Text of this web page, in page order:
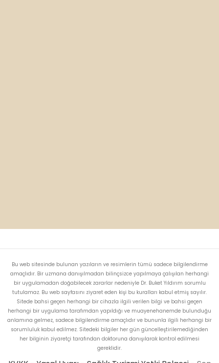
Bu web sitesinde bulunan yazıların ve resimlerin tümü sadece bilgilendirme
amaçlıdır. Bir uzmana danışılmadan bilinçsizce yapılmaya çalışılan herhangi
bir uygulamadan doğabilecek zararlar nedeniyle Dr. Buket Yıldırım sorumlu
tutulamaz. Bu web sayfasını ziyaret eden kişi bu kuralları kabul etmiş sayılır.
Sitede bahsi geçen herhangi bir cihazla ilgili verilen bilgi ve bahsi geçen
herhangi bir uygulama tarafımdan yapıldığı ve muayenehanemde bulunduğu
anlamına gelmez, sadece bilgilendirme amaçlıdır ve bununla ilgili herhangi bir
sorumluluk kabul edilmez. Sitedeki bilgiler her gün güncelleştirilemediğinden
her bilginin ziyaretçi tarafından doktoruna danışılarak kontrol edilmesi
gereklidir.